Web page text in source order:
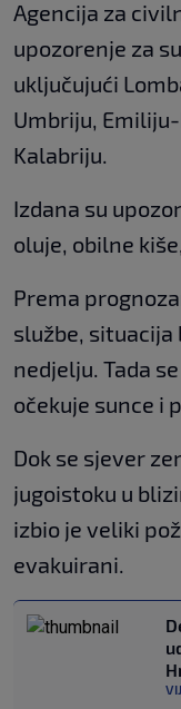
Agencija za
upozorenje za
uključujući
Umbriju,
Kalabriju.
Izdana su
oluje, obilne
Prema
službe,
nedjelju. Tada
očekuje sunce i
Dok se sjever
jugoistoku u
izbio je veliki
evakuirani.